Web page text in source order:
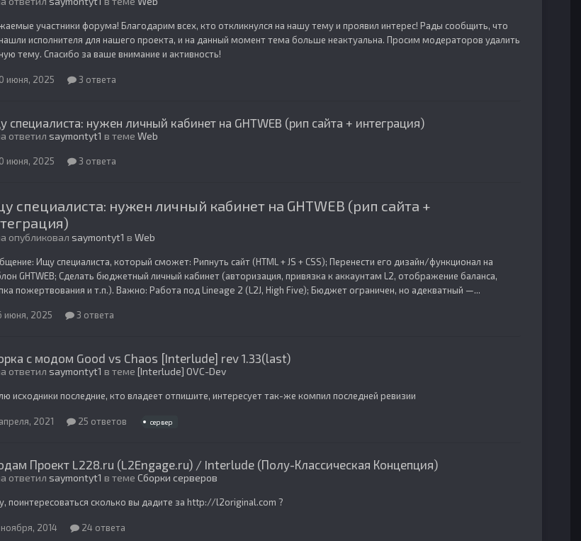
участники форума! Благодарим всех, кто откликнулся на нашу тему и проявил интерес! Рады сообщить, что
исполнителя для нашего проекта, и на данный момент тема больше неактуальна. Просим модераторов удалить
тему. Спасибо за ваше внимание и активность!
июня, 2025 3 ответа
специалиста: нужен личный кабинет на GHTWEB (рип сайта + интеграция)
ответил saymontyt1 в теме Web
июня, 2025 3 ответа
специалиста: нужен личный кабинет на GHTWEB (рип сайта +
опубликовал saymontyt1 в Web
Ищу специалиста, который сможет: Рипнуть сайт (HTML + JS + CSS); Перенести его дизайн/функционал на
GHTWEB; Сделать бюджетный личный кабинет (авторизация, привязка к аккаунтам L2, отображение баланса,
пожертвования и т.п.). Важно: Работа под Lineage 2 (L2J, High Five); Бюджет ограничен, но адекватный —...
июня, 2025 3 ответа
с модом Good vs Chaos [Interlude] rev 1.33(last)
ответил saymontyt1 в теме [Interlude] OVC-Dev
исходники последние, кто владеет отпишите, интересует так-же компил последней ревизии
2021 25 ответов сервер
Проект L228.ru (L2Engage.ru) / Interlude (Полу-Классическая Концепция)
ответил saymontyt1 в теме Сборки серверов
поинтересоваться сколько вы дадите за http://l2original.com ?
2014 24 ответа